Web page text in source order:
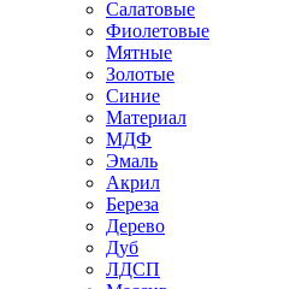
Салатовые
Фиолетовые
Мятные
Золотые
Синие
Материал
МДФ
Эмаль
Акрил
Береза
Дерево
Дуб
ЛДСП